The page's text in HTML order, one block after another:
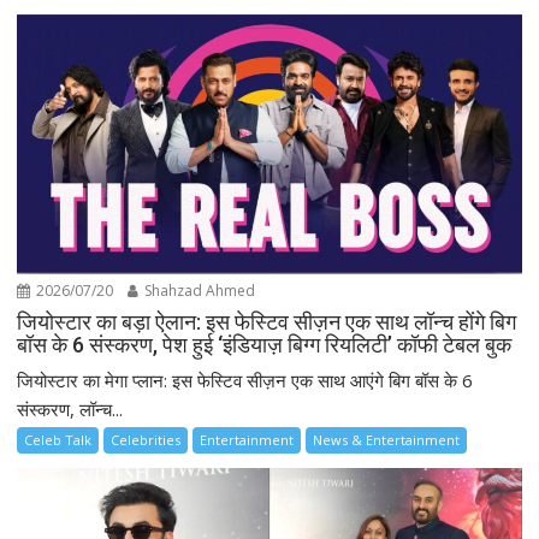
2026/07/20 Shahzad Ahmed
जियोस्टार का बड़ा ऐलान: इस फेस्टिव सीज़न एक साथ लॉन्च होंगे बिग
बॉस के 6 संस्करण, पेश हुई ‘इंडियाज़ बिग्ग रियलिटी’ कॉफी टेबल बुक
जियोस्टार का मेगा प्लान: इस फेस्टिव सीज़न एक साथ आएंगे बिग बॉस के 6
संस्करण, लॉन्च...
Celeb Talk Celebrities Entertainment News & Entertainment